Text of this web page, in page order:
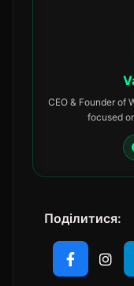
CEO & Founder of
focused
Поділитися: